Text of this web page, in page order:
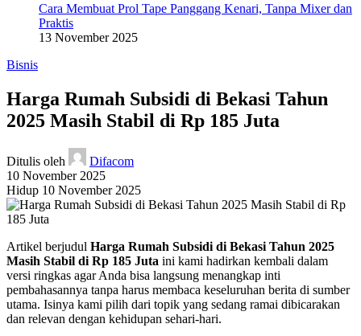
Cara Membuat Prol Tape Panggang Kenari, Tanpa Mixer dan
Praktis
13 November 2025
Bisnis
Harga Rumah Subsidi di Bekasi Tahun
2025 Masih Stabil di Rp 185 Juta
Ditulis oleh
Difacom
10 November 2025
Hidup 10 November 2025
Artikel berjudul Harga Rumah Subsidi di Bekasi Tahun 2025
Masih Stabil di Rp 185 Juta ini kami hadirkan kembali dalam
versi ringkas agar Anda bisa langsung menangkap inti
pembahasannya tanpa harus membaca keseluruhan berita di sumber
utama. Isinya kami pilih dari topik yang sedang ramai dibicarakan
dan relevan dengan kehidupan sehari-hari.